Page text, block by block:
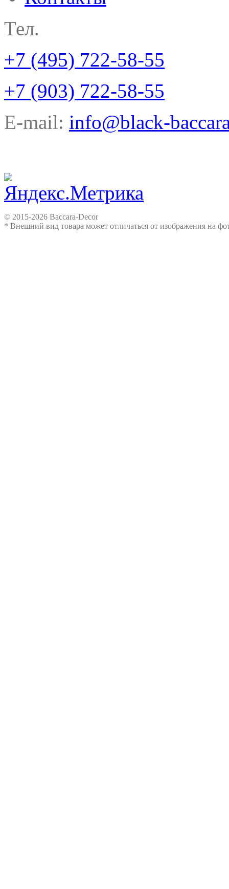
Тел.
+7 (495) 722-58-55
+7 (903) 722-58-55
E-mail: info@black-
© 2015-2026 Baccara-Decor
* Внешний вид товара может отличаться от изображения на